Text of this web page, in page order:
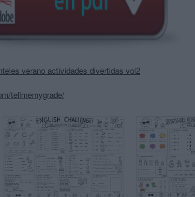
verano actividades divertidas vol2
tellmemygrade/